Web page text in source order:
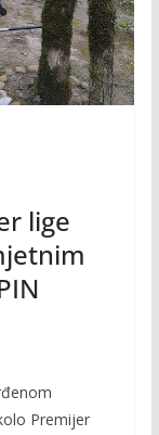
lige
Premijer